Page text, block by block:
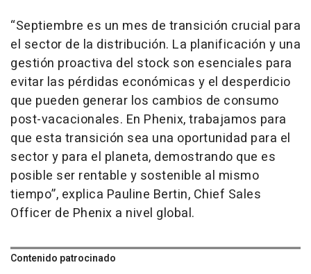
“Septiembre es un mes de transición crucial para
el sector de la distribución. La planificación y una
gestión proactiva del stock son esenciales para
evitar las pérdidas económicas y el desperdicio
que pueden generar los cambios de consumo
post-vacacionales. En Phenix, trabajamos para
que esta transición sea una oportunidad para el
sector y para el planeta, demostrando que es
posible ser rentable y sostenible al mismo
tiempo”, explica Pauline Bertin, Chief Sales
Officer de Phenix a nivel global.
Contenido patrocinado